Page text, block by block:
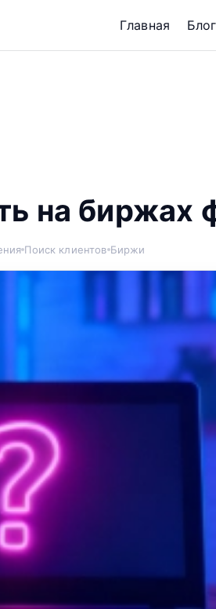
Главная Блог
на биржах
Поиск клиентов Биржи